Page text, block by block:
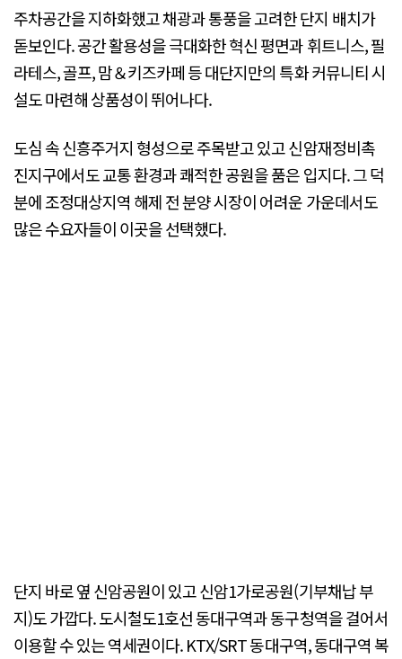
주차공간을 지하화했고 채광과 통풍을 고려한 단지 배치가
돋보인다. 공간 활용성을 극대화한 혁신 평면과 휘트니스, 필
라테스, 골프, 맘＆키즈카페 등 대단지만의 특화 커뮤니티 시
설도 마련해 상품성이 뛰어나다.
도심 속 신흥주거지 형성으로 주목받고 있고 신암재정비촉
진지구에서도 교통 환경과 쾌적한 공원을 품은 입지다. 그 덕
분에 조정대상지역 해제 전 분양 시장이 어려운 가운데서도
많은 수요자들이 이곳을 선택했다.
단지 바로 옆 신암공원이 있고 신암1가로공원(기부채납 부
지)도 가깝다. 도시철도1호선 동대구역과 동구청역을 걸어서
이용할 수 있는 역세권이다. KTX/SRT 동대구역, 동대구역 복